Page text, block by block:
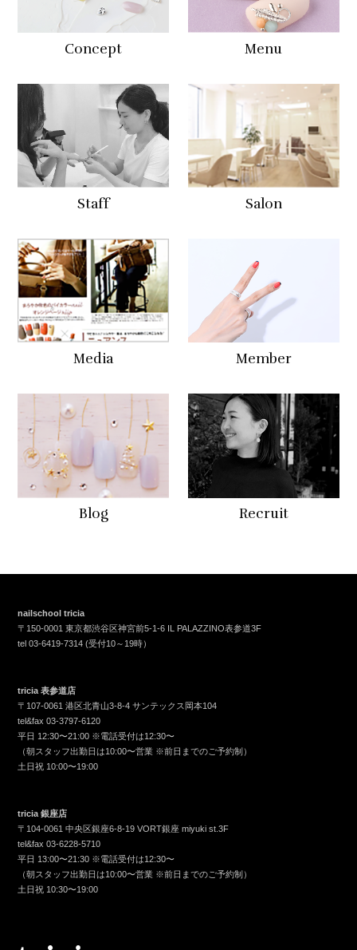
Concept Menu
Staff Salon
Media Member
Blog Recruit
nailschool tricia
〒150-0001 東京都渋谷区神宮前5-1-6 IL PALAZZINO表参道3F
tel03-6419-7314 (受付10～19時）
tricia 表参道店
〒107-0061 港区北青山3-8-4 サンテックス岡本104
tel&fax03-3797-6120
平日 12:30〜21:00 ※電話受付は12:30〜
（朝スタッフ出勤日は10:00〜営業 ※前日までのご予約制）
土日祝 10:00〜19:00
tricia 銀座店
〒104-0061 中央区銀座6-8-19 VORT銀座 miyuki st.3F
tel&fax03-6228-5710
平日 13:00〜21:30 ※電話受付は12:30〜
（朝スタッフ出勤日は10:00〜営業 ※前日までのご予約制）
土日祝 10:30〜19:00